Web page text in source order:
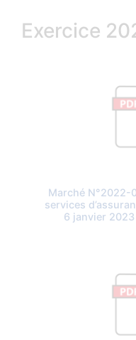
Exercice
Marché N°2022-
services
6 janvier